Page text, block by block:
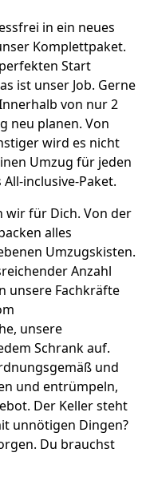
in ein neues
Komplettpaket.
Start
ist unser Job. Gerne
von nur2
neu planen. Von
wird es nicht
Umzug für jeden
inclusive-Paket.
wir für Dich. Von der
alles
Umzugskisten.
Anzahl
unsere Fachkräfte
unsere
Schrank auf.
und
und entrümpeln,
Der Keller steht
unnötigen Dingen?
Du brauchst